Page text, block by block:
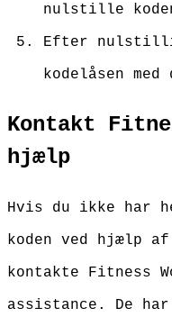
nulstille
Efter
kodelåsen med
Kontakt
hjælp
Hvis du ikke har
koden ved hjælp af
kontakte Fitness
assistance. De